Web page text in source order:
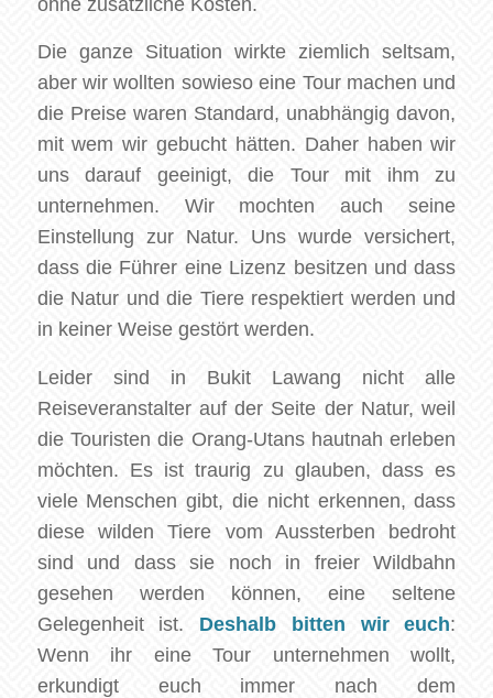
ohne zusätzliche Kosten.
Die ganze Situation wirkte ziemlich seltsam,
aber wir wollten sowieso eine Tour machen und
die Preise waren Standard, unabhängig davon,
mit wem wir gebucht hätten. Daher haben wir
uns darauf geeinigt, die Tour mit ihm zu
unternehmen. Wir mochten auch seine
Einstellung zur Natur. Uns wurde versichert,
dass die Führer eine Lizenz besitzen und dass
die Natur und die Tiere respektiert werden und
in keiner Weise gestört werden.
Leider sind in Bukit Lawang nicht alle
Reiseveranstalter auf der Seite der Natur, weil
die Touristen die Orang-Utans hautnah erleben
möchten. Es ist traurig zu glauben, dass es
viele Menschen gibt, die nicht erkennen, dass
diese wilden Tiere vom Aussterben bedroht
sind und dass sie noch in freier Wildbahn
gesehen werden können, eine seltene
Gelegenheit ist. Deshalb bitten wir euch:
Wenn ihr eine Tour unternehmen wollt,
erkundigt euch immer nach dem